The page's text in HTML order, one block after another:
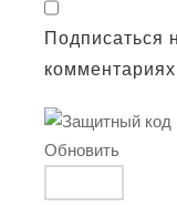
Подписаться
комментариях
Обновить